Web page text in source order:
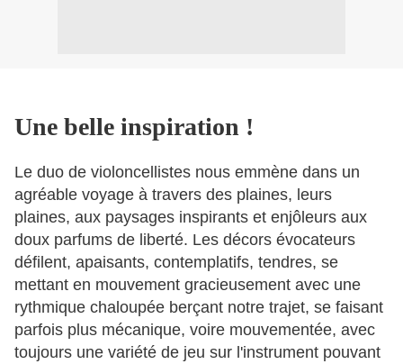
Une belle inspiration !
Le duo de violoncellistes nous emmène dans un
agréable voyage à travers des plaines, leurs
plaines, aux paysages inspirants et enjôleurs aux
doux parfums de liberté. Les décors évocateurs
défilent, apaisants, contemplatifs, tendres, se
mettant en mouvement gracieusement avec une
rythmique chaloupée berçant notre trajet, se faisant
parfois plus mécanique, voire mouvementée, avec
toujours une variété de jeu sur l'instrument pouvant